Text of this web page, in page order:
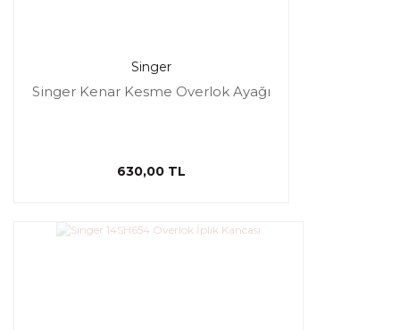
Singer
Singer Kenar Kesme Overlok Ayağı
630,00 TL